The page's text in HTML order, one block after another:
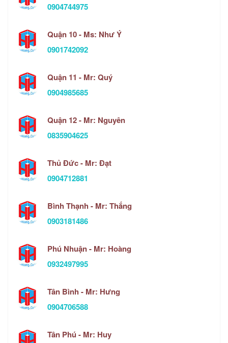
0904744975
Quận 10 - Ms: Như Ý
0901742092
Quận 11 - Mr: Quý
0904985685
Quận 12 - Mr: Nguyên
0835904625
Thủ Đức - Mr: Đạt
0904712881
Bình Thạnh - Mr: Thắng
0903181486
Phú Nhuận - Mr: Hoàng
0932497995
Tân Bình - Mr: Hưng
0904706588
Tân Phú - Mr: Huy